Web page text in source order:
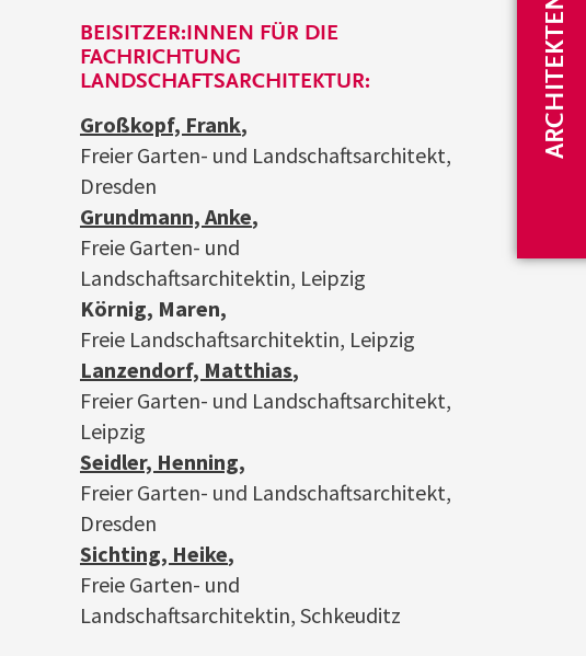
BEISITZER:INNEN FÜR DIE
FACHRICHTUNG
LANDSCHAFTSARCHITEKTUR:
Großkopf, Frank,
Freier Garten- und Landschaftsarchitekt,
Dresden
Grundmann, Anke,
Freie Garten- und
Landschaftsarchitektin, Leipzig
Körnig, Maren,
Freie Landschaftsarchitektin, Leipzig
Lanzendorf, Matthias,
Freier Garten- und Landschaftsarchitekt,
Leipzig
Seidler, Henning,
Freier Garten- und Landschaftsarchitekt,
Dresden
Sichting, Heike,
Freie Garten- und
Landschaftsarchitektin, Schkeuditz